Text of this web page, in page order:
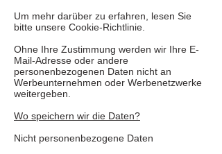
Um mehr darüber zu erfahren, lesen Sie
bitte unsere Cookie-Richtlinie.
Ohne Ihre Zustimmung werden wir Ihre E-
Mail-Adresse oder andere
personenbezogenen Daten nicht an
Werbeunternehmen oder Werbenetzwerke
weitergeben.
Wo speichern wir die Daten?
Nicht personenbezogene Daten